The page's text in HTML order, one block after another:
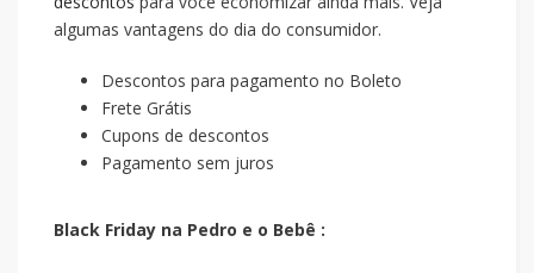
algumas vantagens do dia do consumidor.
Descontos para pagamento no Boleto
Frete Grátis
Cupons de descontos
Pagamento sem juros
Black Friday na Pedro e o Bebê :